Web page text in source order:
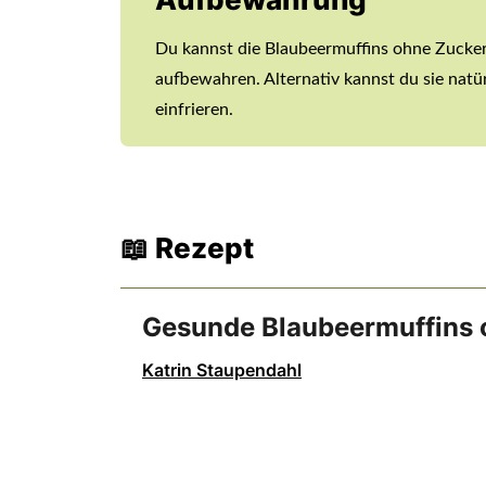
Du kannst die Blaubeermuffins ohne
aufbewahren. Alternativ kannst du sie
einfrieren.
📖 Rezept
Gesunde Blaubeermuffins
Katrin Staupendahl